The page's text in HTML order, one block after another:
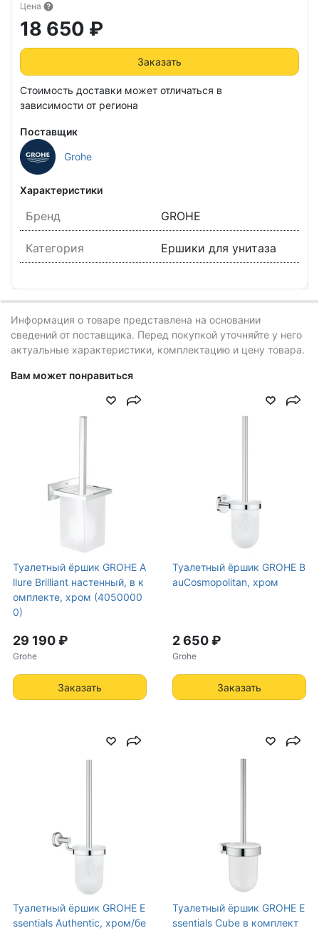
Цена
18 650 ₽
Заказать
Стоимость доставки может отличаться в
зависимости от региона
Поставщик
Grohe
Характеристики
Бренд GROHE
Категория Ершики для унитаза
Информация о товаре представлена на основании
сведений от поставщика. Перед покупкой уточняйте у него
актуальные характеристики, комплектацию и цену товара.
Вам может понравиться
Туалетный ёршик GROHE A
llure Brilliant настенный, в к
омплекте, хром (4050000
0)
29 190 ₽
Grohe
Заказать
Туалетный ёршик GROHE B
auCosmopolitan, хром
2 650 ₽
Grohe
Заказать
Туалетный ёршик GROHE E
ssentials Authentic, хром/бе
Туалетный ёршик GROHE E
ssentials Cube в комплект